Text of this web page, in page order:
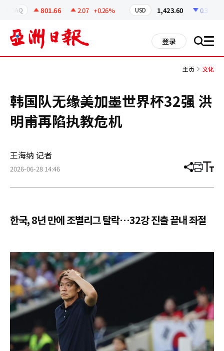
801.66 2.07 +0.26% USD 1,423.60 0.3
登录 搜 all
主页 文化
韩国队无缘美加墨世界杯32强 洪
明甫再陷执教危机
王海纳 记者
2026-06-28 14:46 分
章
打 调
小
한국, 8년 만에 조별리그 탈락…32강 진출 끝내 좌절